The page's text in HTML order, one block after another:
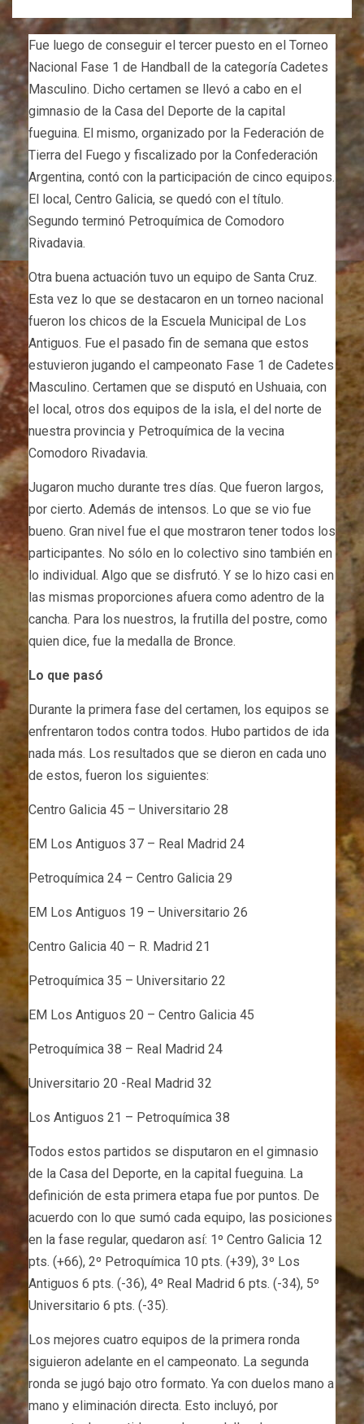
Fue luego de conseguir el tercer puesto en el Torneo
Nacional Fase 1 de Handball de la categoría Cadetes
Masculino. Dicho certamen se llevó a cabo en el
gimnasio de la Casa del Deporte de la capital
fueguina. El mismo, organizado por la Federación de
Tierra del Fuego y fiscalizado por la Confederación
Argentina, contó con la participación de cinco equipos.
El local, Centro Galicia, se quedó con el título.
Segundo terminó Petroquímica de Comodoro
Rivadavia.
Otra buena actuación tuvo un equipo de Santa Cruz.
Esta vez lo que se destacaron en un torneo nacional
fueron los chicos de la Escuela Municipal de Los
Antiguos. Fue el pasado fin de semana que estos
estuvieron jugando el campeonato Fase 1 de Cadetes
Masculino. Certamen que se disputó en Ushuaia, con
el local, otros dos equipos de la isla, el del norte de
nuestra provincia y Petroquímica de la vecina
Comodoro Rivadavia.
Jugaron mucho durante tres días. Que fueron largos,
por cierto. Además de intensos. Lo que se vio fue
bueno. Gran nivel fue el que mostraron tener todos los
participantes. No sólo en lo colectivo sino también en
lo individual. Algo que se disfrutó. Y se lo hizo casi en
las mismas proporciones afuera como adentro de la
cancha. Para los nuestros, la frutilla del postre, como
quien dice, fue la medalla de Bronce.
Lo que pasó
Durante la primera fase del certamen, los equipos se
enfrentaron todos contra todos. Hubo partidos de ida
nada más. Los resultados que se dieron en cada uno
de estos, fueron los siguientes:
Centro Galicia 45 – Universitario 28
EM Los Antiguos 37 – Real Madrid 24
Petroquímica 24 – Centro Galicia 29
EM Los Antiguos 19 – Universitario 26
Centro Galicia 40 – R. Madrid 21
Petroquímica 35 – Universitario 22
EM Los Antiguos 20 – Centro Galicia 45
Petroquímica 38 – Real Madrid 24
Universitario 20 -Real Madrid 32
Los Antiguos 21 – Petroquímica 38
Todos estos partidos se disputaron en el gimnasio
de la Casa del Deporte, en la capital fueguina. La
definición de esta primera etapa fue por puntos. De
acuerdo con lo que sumó cada equipo, las posiciones
en la fase regular, quedaron así: 1º Centro Galicia 12
pts. (+66), 2º Petroquímica 10 pts. (+39), 3º Los
Antiguos 6 pts. (-36), 4º Real Madrid 6 pts. (-34), 5º
Universitario 6 pts. (-35).
Los mejores cuatro equipos de la primera ronda
siguieron adelante en el campeonato. La segunda
ronda se jugó bajo otro formato. Ya con duelos mano a
mano y eliminación directa. Esto incluyó, por